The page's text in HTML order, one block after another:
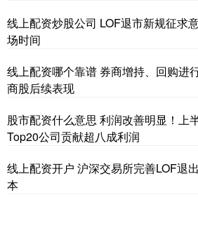
线上配资炒股公司 LOF退市新规征求
场时间
线上配资哪个靠谱 券商增持、回购进
商股后续表现
股市配资什么意思 利润改善明显！上
Top20公司贡献超八成利润
线上配资开户 沪深交易所完善LOF退
本